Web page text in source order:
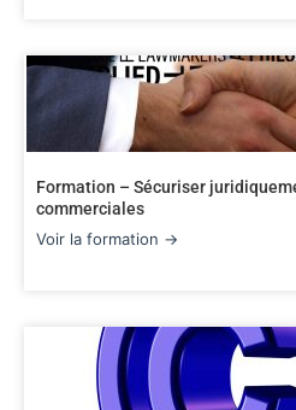
Formation – Sécuriser
commerciales
Voir la formation →